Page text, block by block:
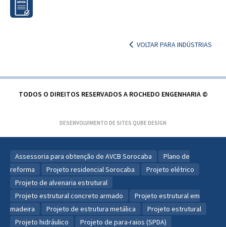
VOLTAR PARA INDÚSTRIAS
TODOS O DIREITOS RESERVADOS A ROCHEDO ENGENHARIA ©
DESENVOLVIMENTO DE SITES QUBE DESIGN
Assessoria para obtenção de AVCB Sorocaba
Plano de
reforma
Projeto residencial Sorocaba
Projeto elétrico
Projeto de alvenaria estrutural
Projeto estrutural concreto armado
Projeto estrutural em
madeira
Projeto de estrutura metálica
Projeto estrutural
Projeto hidráulico
Projeto de para-raios (SPDA)